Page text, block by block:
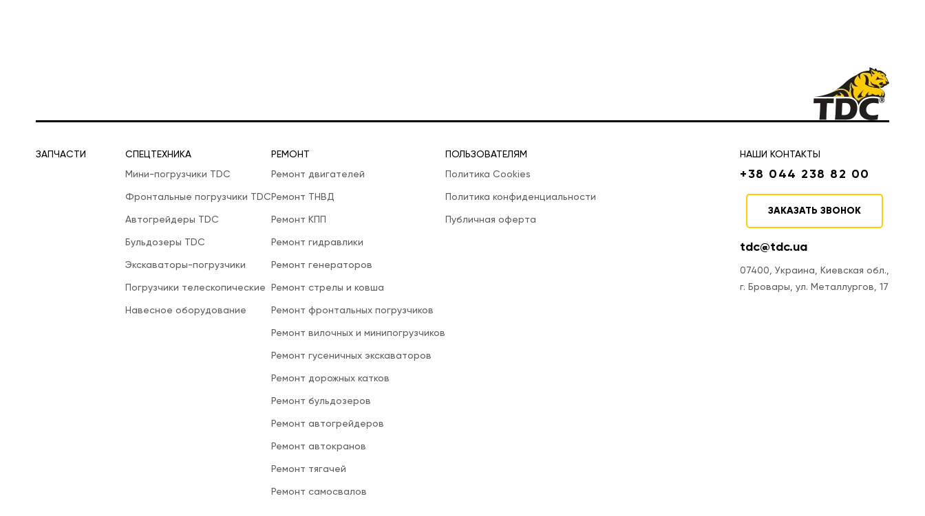
ЗАПЧАСТИ
СПЕЦТЕХНИКА
Мини-погрузчики TDC
Фронтальные погрузчики TDC
Автогрейдеры TDC
Бульдозеры TDC
Экскаваторы-погрузчики
Погрузчики телескопические
Навесное оборудование
РЕМОНТ
Ремонт двигателей
Ремонт ТНВД
Ремонт КПП
Ремонт гидравлики
Ремонт генераторов
Ремонт стрелы и ковша
Ремонт фронтальных погрузчиков
Ремонт вилочных и минипогрузчиков
Ремонт гусеничных экскаваторов
Ремонт дорожных катков
Ремонт бульдозеров
Ремонт автогрейдеров
Ремонт автокранов
Ремонт тягачей
Ремонт самосвалов
ПОЛЬЗОВАТЕЛЯМ
Политика Cookies
Политика конфиденциальности
Публичная оферта
НАШИ КОНТАКТЫ
+38 044 238 82 00
ЗАКАЗАТЬ ЗВОНОК
tdc@tdc.ua
07400, Украина, Киевская обл.,
г. Бровары, ул. Металлургов, 17